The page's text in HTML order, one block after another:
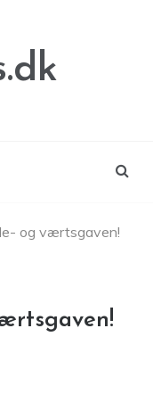
og værtsgaven!